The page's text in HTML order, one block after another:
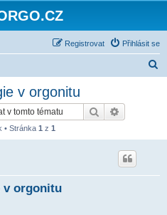
Přihlásit se
Registrovat
v orgonitu
Hledat
• Stránka 1 z 1
v orgonitu